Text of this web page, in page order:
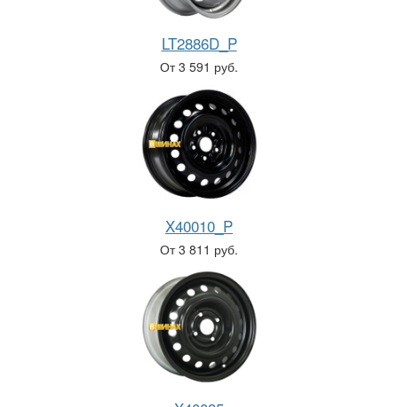
LT2886D_P
От 3 591 руб.
X40010_P
От 3 811 руб.